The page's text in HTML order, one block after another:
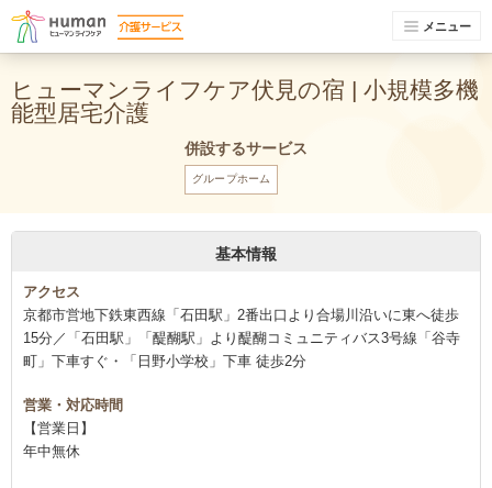
メニュー
ヒューマンライフケア伏見の宿 | 小規模多機
能型居宅介護
併設するサービス
グループホーム
基本情報
アクセス
京都市営地下鉄東西線「石田駅」2番出口より合場川沿いに東へ徒歩
15分／「石田駅」「醍醐駅」より醍醐コミュニティバス3号線「谷寺
町」下車すぐ・「日野小学校」下車 徒歩2分
営業・対応時間
【営業日】
年中無休